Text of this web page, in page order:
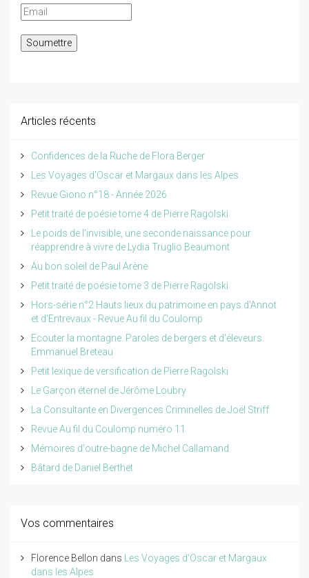
Articles récents
Confidences de la Ruche de Flora Berger
Les Voyages d'Oscar et Margaux dans les Alpes
Revue Giono n°18 - Année 2026
Petit traité de poésie tome 4 de Pierre Ragolski
Le poids de l'invisible, une seconde naissance pour
réapprendre à vivre de Lydia Truglio Beaumont
Au bon soleil de Paul Arène
Petit traité de poésie tome 3 de Pierre Ragolski
Hors-série n°2 Hauts lieux du patrimoine en pays d'Annot
et d'Entrevaux - Revue Au fil du Coulomp
Ecouter la montagne. Paroles de bergers et d'éleveurs.
Emmanuel Breteau
Petit lexique de versification de Pierre Ragolski
Le Garçon éternel de Jérôme Loubry
La Consultante en Divergences Criminelles de Joël Striff
Revue Au fil du Coulomp numéro 11
Mémoires d'outre-bagne de Michel Callamand
Bâtard de Daniel Berthet
Vos commentaires
Florence Bellon dans Les Voyages d'Oscar et Margaux
dans les Alpes